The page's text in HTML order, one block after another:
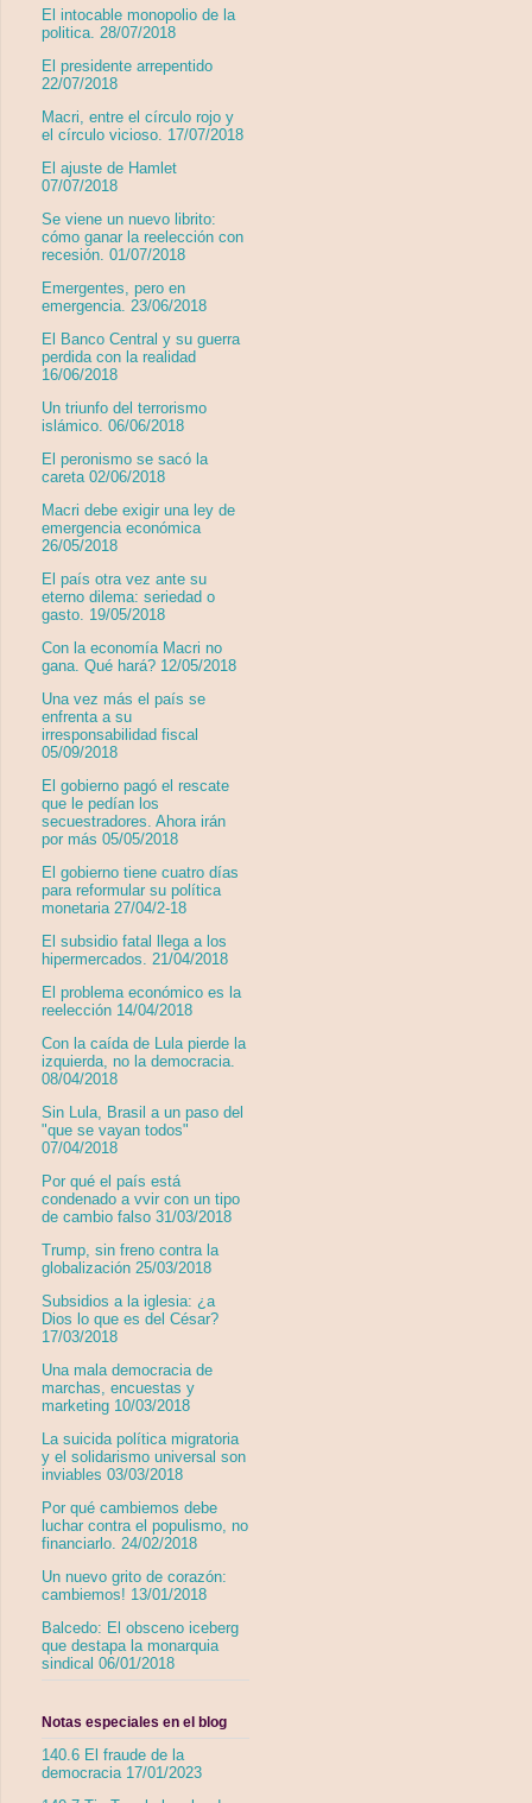
El intocable monopolio de la
politica. 28/07/2018
El presidente arrepentido
22/07/2018
Macri, entre el círculo rojo y
el círculo vicioso. 17/07/2018
El ajuste de Hamlet
07/07/2018
Se viene un nuevo librito:
cómo ganar la reelección con
recesión. 01/07/2018
Emergentes, pero en
emergencia. 23/06/2018
El Banco Central y su guerra
perdida con la realidad
16/06/2018
Un triunfo del terrorismo
islámico. 06/06/2018
El peronismo se sacó la
careta 02/06/2018
Macri debe exigir una ley de
emergencia económica
26/05/2018
El país otra vez ante su
eterno dilema: seriedad o
gasto. 19/05/2018
Con la economía Macri no
gana. Qué hará? 12/05/2018
Una vez más el país se
enfrenta a su
irresponsabilidad fiscal
05/09/2018
El gobierno pagó el rescate
que le pedían los
secuestradores. Ahora irán
por más 05/05/2018
El gobierno tiene cuatro días
para reformular su política
monetaria 27/04/2-18
El subsidio fatal llega a los
hipermercados. 21/04/2018
El problema económico es la
reelección 14/04/2018
Con la caída de Lula pierde la
izquierda, no la democracia.
08/04/2018
Sin Lula, Brasil a un paso del
"que se vayan todos"
07/04/2018
Por qué el país está
condenado a vvir con un tipo
de cambio falso 31/03/2018
Trump, sin freno contra la
globalización 25/03/2018
Subsidios a la iglesia: ¿a
Dios lo que es del César?
17/03/2018
Una mala democracia de
marchas, encuestas y
marketing 10/03/2018
La suicida política migratoria
y el solidarismo universal son
inviables 03/03/2018
Por qué cambiemos debe
luchar contra el populismo, no
financiarlo. 24/02/2018
Un nuevo grito de corazón:
cambiemos! 13/01/2018
Balcedo: El obsceno iceberg
que destapa la monarquia
sindical 06/01/2018
Notas especiales en el blog
140.6 El fraude de la
democracia 17/01/2023